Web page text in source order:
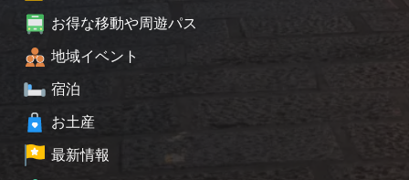
お得な移動や周遊パス
地域イベント
宿泊
お土産
最新情報